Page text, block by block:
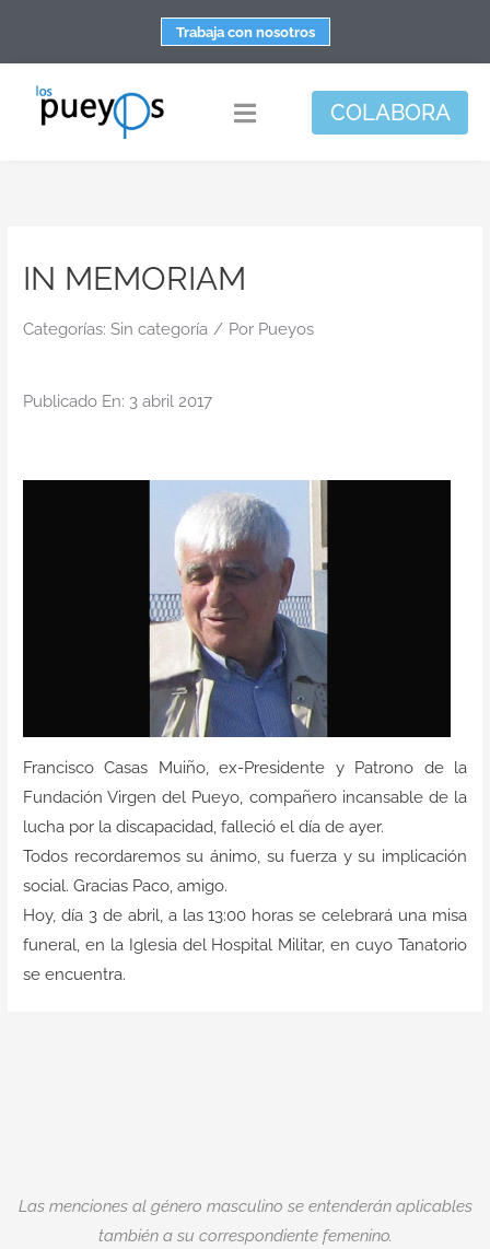
contenido
Trabaja con nosotros
Toggle
Apoyo personal y familiar
Contacto
COLABORA
IN MEMORIAM
Categorías: Sin categoría / Por Pueyos
Publicado En: 3 abril 2017
Francisco Casas Muiño, ex-Presidente y Patrono de la
Fundación Virgen del Pueyo, compañero incansable de la
lucha por la discapacidad, falleció el día de ayer.
Todos recordaremos su ánimo, su fuerza y su implicación
social. Gracias Paco, amigo.
Hoy, día 3 de abril, a las 13:00 horas se celebrará una misa
funeral, en la Iglesia del Hospital Militar, en cuyo Tanatorio
se encuentra.
Las menciones al género masculino se entenderán aplicables
también a su correspondiente femenino.